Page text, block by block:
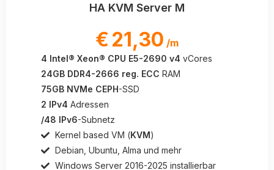
HA KVM Server M
€ 21,30 /m
4 Intel® Xeon® CPU E5-2690 v4 vCores
24GB DDR4-2666 reg. ECCRAM
75GB NVMe CEPH-SSD
2 IPv4 Adressen
/48 IPv6-Subnetz
Kernel based VM (KVM)
Debian, Ubuntu, Alma und mehr
Windows Server 2016-2025 installierbar